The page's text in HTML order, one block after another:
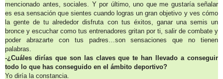
mencionado antes, sociales. Y por último, uno que me gustaría señalar
es esa sensación que sientes cuando logras un gran objetivo y ves cómo
la gente de tu alrededor disfruta con tus éxitos, ganar una semis un
bronce y escuchar como tus entrenadores gritan por ti, salir de combate y
poder abrazarte con tus padres…son sensaciones que no tienen
palabras.
-¿Cuáles dirías que son las claves que te han llevado a conseguir
todo lo que has conseguido en el ámbito deportivo?
Yo diría la constancia.